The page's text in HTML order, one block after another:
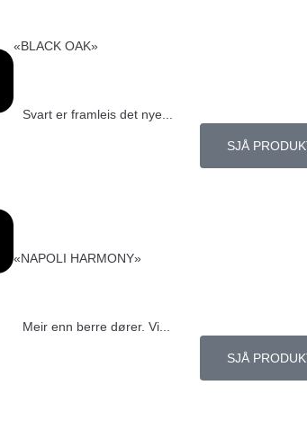
«BLACK OAK»
Svart er framleis det nye...
SJÅ
«NAPOLI HARMONY»
Meir enn berre dører. Vi...
SJÅ